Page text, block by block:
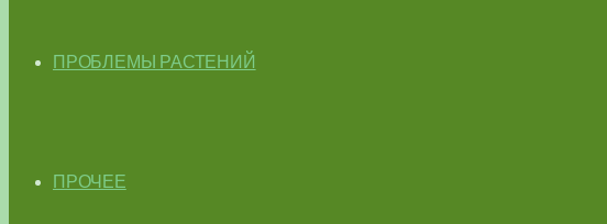
ПРОБЛЕМЫ РАСТЕНИЙ
ПРОЧЕЕ